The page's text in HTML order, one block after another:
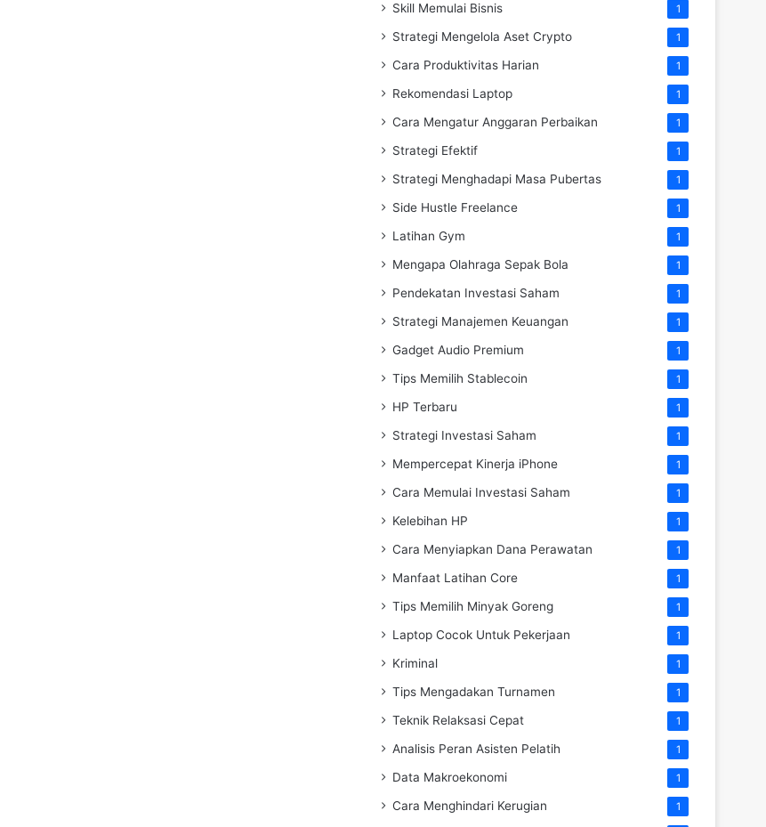
Skill Memulai Bisnis 1
Strategi Mengelola Aset Crypto 1
Cara Produktivitas Harian 1
Rekomendasi Laptop 1
Cara Mengatur Anggaran Perbaikan 1
Strategi Efektif 1
Strategi Menghadapi Masa Pubertas 1
Side Hustle Freelance 1
Latihan Gym 1
Mengapa Olahraga Sepak Bola 1
Pendekatan Investasi Saham 1
Strategi Manajemen Keuangan 1
Gadget Audio Premium 1
Tips Memilih Stablecoin 1
HP Terbaru 1
Strategi Investasi Saham 1
Mempercepat Kinerja iPhone 1
Cara Memulai Investasi Saham 1
Kelebihan HP 1
Cara Menyiapkan Dana Perawatan 1
Manfaat Latihan Core 1
Tips Memilih Minyak Goreng 1
Laptop Cocok Untuk Pekerjaan 1
Kriminal 1
Tips Mengadakan Turnamen 1
Teknik Relaksasi Cepat 1
Analisis Peran Asisten Pelatih 1
Data Makroekonomi 1
Cara Menghindari Kerugian 1